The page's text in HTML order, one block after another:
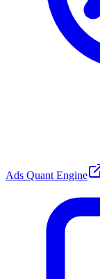
Ads Quant Engine